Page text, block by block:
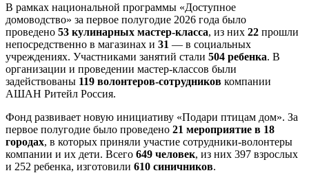
В рамках национальной программы «Доступное
домоводство» за первое полугодие 2026 года было
проведено 53 кулинарных мастер-класса, из них 22 прошли
непосредственно в магазинах и 31 — в социальных
учреждениях. Участниками занятий стали 504 ребенка. В
организации и проведении мастер-классов были
задействованы 119 волонтеров-сотрудников компании
АШАН Ритейл Россия.
Фонд развивает новую инициативу «Подари птицам дом». За
первое полугодие было проведено 21 мероприятие в 18
городах, в которых приняли участие сотрудники-волонтеры
компании и их дети. Всего 649 человек, из них 397 взрослых
и 252 ребенка, изготовили 610 синичников.